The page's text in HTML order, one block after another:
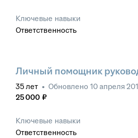
Ключевые навыки
Ответственность
Личный помощник
35 лет • Обновлено 10 апреля
25 000 ₽
Ключевые навыки
Ответственность